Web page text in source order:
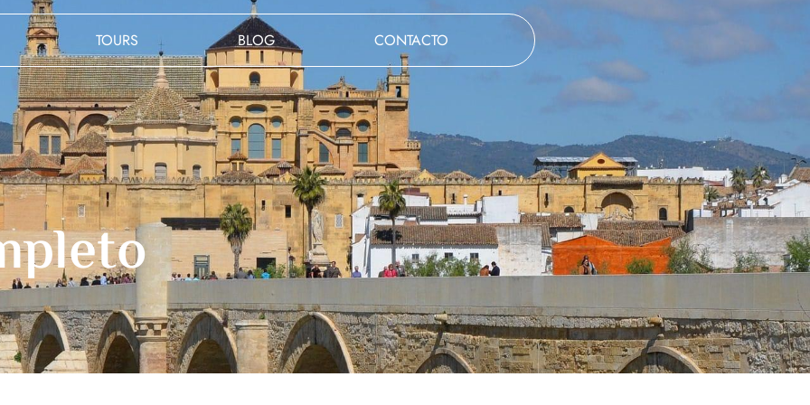
TOURS BLOG CONTACTO